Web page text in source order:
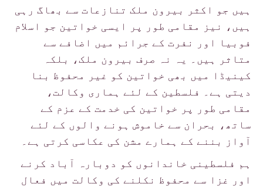
ہیں جو اکثر بیرون ملک تنازعات سے بھاگ رہی
ہیں، نیز مقامی طور پر ایسی خواتین جو اسلام
فوبیا اور نفرت کے جرائم میں اضافے سے
متاثر ہیں۔ یہ نہ صرف بیرون ملک، بلکہ
کینیڈا میں بھی خواتین کو غیر محفوظ بنا
دیتی ہے۔ فلسطین کے لئے ہماری وکالت،
مقامی طور پر خواتین کی خدمت کے عزم کے
ساتھ، بحران سے خاموش ہونے والوں کے لئے
آواز بننے کے ہمارے مشن کی عکاسی کرتی ہے۔
ہم فلسطینی خاندانوں کو دوبارہ آباد کرنے
اور غزا سے محفوظ نکلنے کی وکالت میں فعال